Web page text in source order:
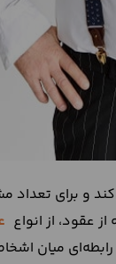
و برای تعداد
از انواع
رابطه‌ای میان